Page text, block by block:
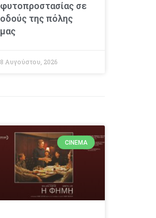
φυτοπροστασίας σε
οδούς της πόλης
μας
8 Αυγούστου, 2026
CINEMA